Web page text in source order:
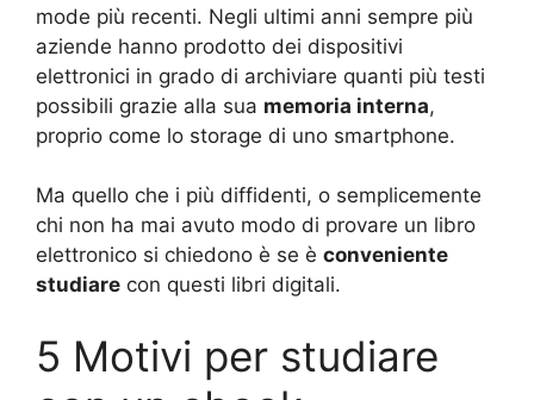
mode più recenti. Negli ultimi anni sempre più
aziende hanno prodotto dei dispositivi
elettronici in grado di archiviare quanti più testi
possibili grazie alla sua memoria interna,
proprio come lo storage di uno smartphone.
Ma quello che i più diffidenti, o semplicemente
chi non ha mai avuto modo di provare un libro
elettronico si chiedono è se è conveniente
studiare con questi libri digitali.
5 Motivi per studiare